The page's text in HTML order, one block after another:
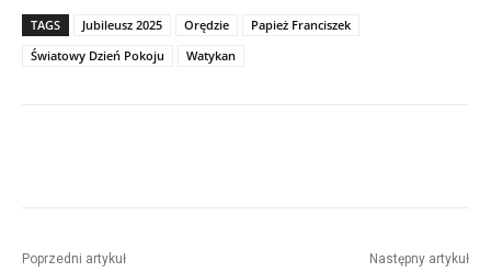
TAGS Jubileusz 2025 Orędzie
Papież Franciszek
Światowy Dzień Pokoju
Watykan
Poprzedni artykuł Następny artykuł